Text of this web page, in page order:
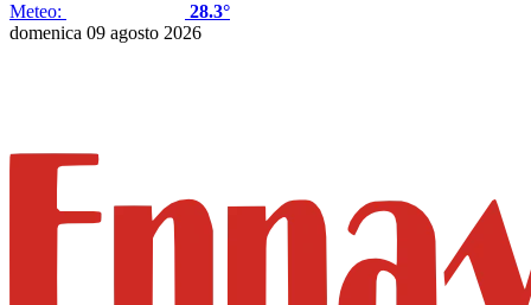
Meteo:
28.3°
domenica 09 agosto 2026